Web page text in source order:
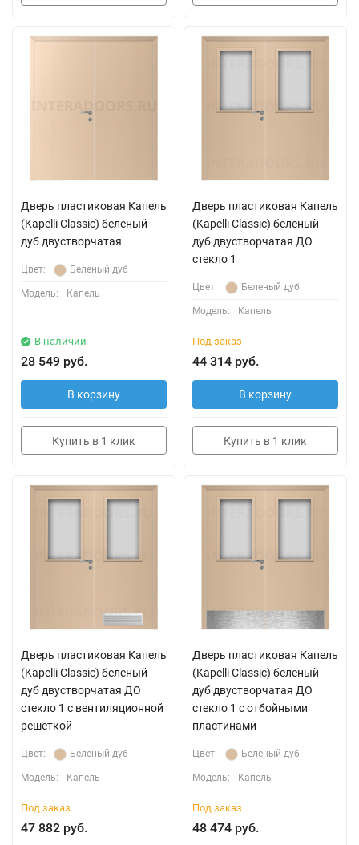
Дверь пластиковая Капель
(Kapelli Classic) беленый
дуб двустворчатая
Цвет: Беленый дуб
Модель: Капель
В наличии
28 549 руб.
В корзину
Купить в 1 клик
Дверь пластиковая Капель
(Kapelli Classic) беленый
дуб двустворчатая ДО
стекло 1
Цвет: Беленый дуб
Модель: Капель
Под заказ
44 314 руб.
В корзину
Купить в 1 клик
Дверь пластиковая Капель
(Kapelli Classic) беленый
дуб двустворчатая ДО
стекло 1 с вентиляционной
решеткой
Цвет: Беленый дуб
Модель: Капель
Под заказ
47 882 руб.
Дверь пластиковая Капель
(Kapelli Classic) беленый
дуб двустворчатая ДО
стекло 1 с отбойными
пластинами
Цвет: Беленый дуб
Модель: Капель
Под заказ
48 474 руб.